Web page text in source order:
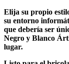
Elija su propio
su entorno
que debería ser
Negro y Blanco
lugar.